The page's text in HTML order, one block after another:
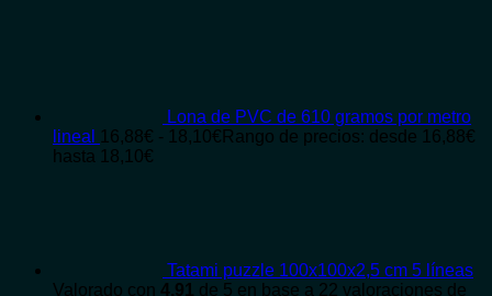
Lona de PVC de 610 gramos por metro
lineal
16,88€ - 18,10€ Rango de precios: desde 16,88€
hasta 18,10€
Tatami puzzle 100x100x2,5 cm 5 líneas
Valorado con 4.91 de 5 en base a 22 valoraciones de